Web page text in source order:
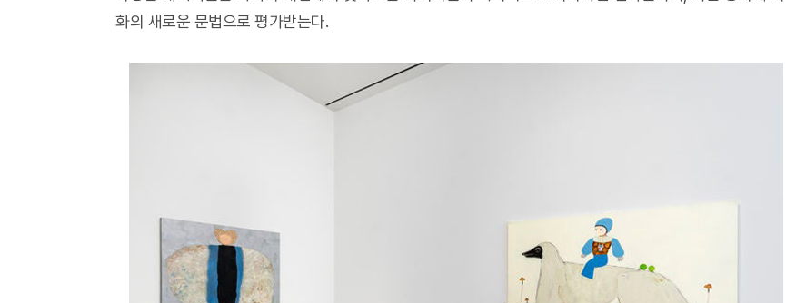
화의 새로운 문법으로 평가받는다.